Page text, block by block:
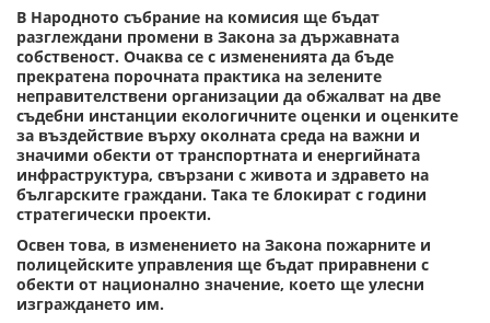
В Народното събрание на комисия ще бъдат
разглеждани промени в Закона за държавната
собственост. Очаква се с измененията да бъде
прекратена порочната практика на зелените
неправителствени организации да обжалват на две
съдебни инстанции екологичните оценки и оценките
за въздействие върху околната среда на важни и
значими обекти от транспортната и енергийната
инфраструктура, свързани с живота и здравето на
българските граждани. Така те блокират с години
стратегически проекти.
Освен това, в изменението на Закона пожарните и
полицейските управления ще бъдат приравнени с
обекти от национално значение, което ще улесни
изграждането им.